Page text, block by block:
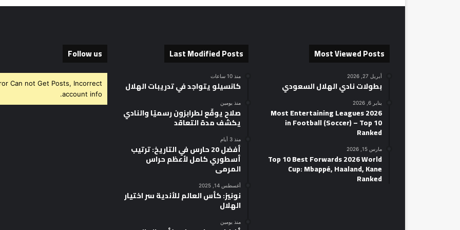
Most Viewed Posts
أبريل 27, 2026
بطولات نادي الهلال السعودي
يناير 6, 2026
2026 Most Entertaining Leagues
in Football (Soccer) – Top 10
Ranked
مارس 15, 2026
Top 10 Best Forwards 2026 World
Cup: Mbappé, Haaland, Kane
Ranked
Last Modified Posts
منذ 10 ساعات
كانسيلو يتواجد في تدريبات الهلال
منذ يومين
صلاح يوقّع لطرابزون رسميًا والنادي
يكشف مدة التعاقد
منذ 3 أيام
أفضل 20 حارس في التاريخ: ترتيب
أسطوري كامل لأعظم حراس
المرمى
أغسطس 14, 2025
نونيز: كأس العالم للأندية سر اختيار
الهلال
منذ يومين
Follow us
Can not Get Posts, Incorrect
account info.